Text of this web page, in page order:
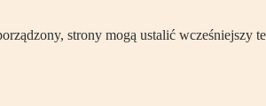
strony mogą ustalić wcześniejszy